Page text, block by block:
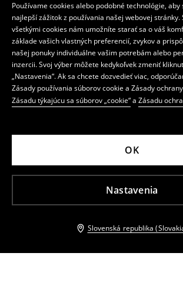
Používame cookies alebo podobné technológie,
najlepší zážitok z používania našej webovej stránky.
všetkými cookies nám umožníte starať sa o váš
základe vašich vlastných preferencií, zvykov a
našej ponuky individuálne vašim potrebám alebo
inzercii. Svoj výber môžete kedykoľvek zmeniť
„Nastavenia“. Ak sa chcete dozvedieť viac,
Zásady používania súborov cookie a Zásady
Zásadu týkajúcu sa súborov „cookie“a Zásadu
Nastavenia
OK
Slovenská republika